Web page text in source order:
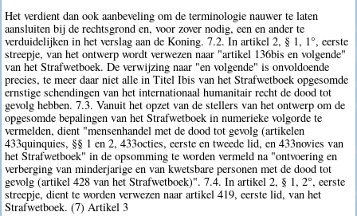
Het verdient dan ook aanbeveling om de terminologie nauwer te laten
aansluiten bij de rechtsgrond en, voor zover nodig, een en ander te
verduidelijken in het verslag aan de Koning. 7.2. In artikel 2, § 1, 1°, eerste
streepje, van het ontwerp wordt verwezen naar "artikel 136bis en volgende"
van het Strafwetboek. De verwijzing naar "en volgende" is onvoldoende
precies, te meer daar niet alle in Titel Ibis van het Strafwetboek opgesomde
ernstige schendingen van het internationaal humanitair recht de dood tot
gevolg hebben. 7.3. Vanuit het opzet van de stellers van het ontwerp om de
opgesomde bepalingen van het Strafwetboek in numerieke volgorde te
vermelden, dient "mensenhandel met de dood tot gevolg (artikelen
433quinquies, §§ 1 en 2, 433octies, eerste en tweede lid, en 433novies van
het Strafwetboek" in de opsomming te worden vermeld na "ontvoering en
verberging van minderjarige en van kwetsbare personen met de dood tot
gevolg (artikel 428 van het Strafwetboek)". 7.4. In artikel 2, § 1, 2°, eerste
streepje, dient te worden verwezen naar artikel 419, eerste lid, van het
Strafwetboek. (7) Artikel 3